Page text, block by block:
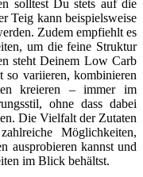
solltest Du stets auf die
Teig kann beispielsweise
Zudem empfiehlt es
um die feine Struktur
steht Deinem Low Carb
variieren, kombinieren
kreieren – immer im
ohne dass dabei
Die Vielfalt der Zutaten
Möglichkeiten,
ausprobieren kannst und
im Blick behältst.